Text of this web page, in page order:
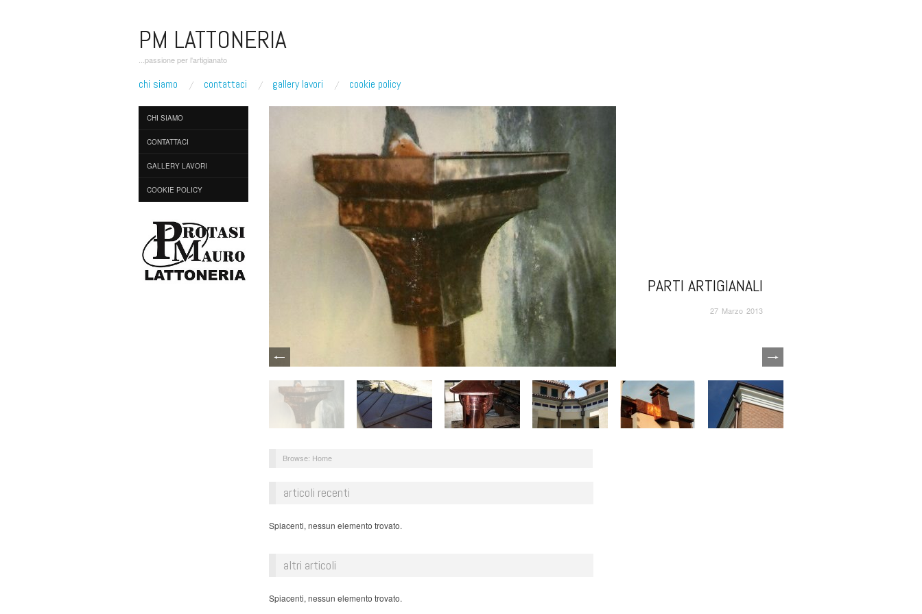
PM LATTONERIA
...passione per l'artigianato
chi siamo contattaci gallery lavori cookie policy
PARTI ARTIGIANALI
27 Marzo 2013
CHI SIAMO
CONTATTACI
GALLERY LAVORI
COOKIE POLICY
Browse: Home
articoli recenti
Spiacenti, nessun elemento trovato.
altri articoli
Spiacenti, nessun elemento trovato.